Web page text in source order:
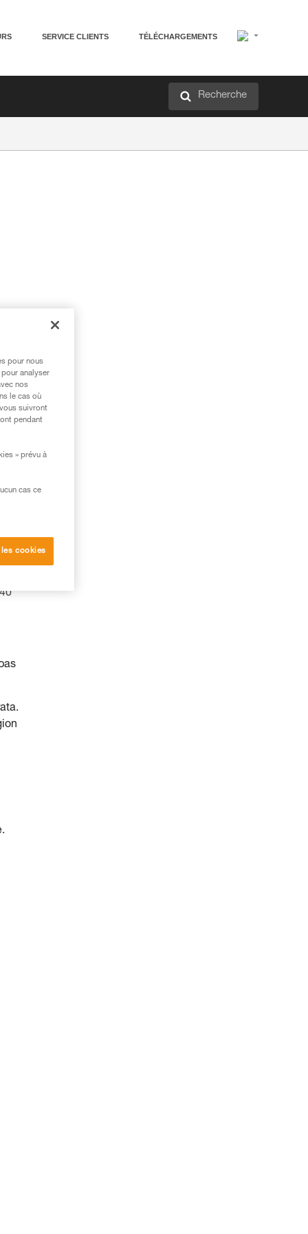
SERVICE CLIENTS TÉLÉCHARGEMENTS
Recherche
pour nous
analyser
nos
le cas où
suivront
pendant
» prévu à
cas ce
cookies